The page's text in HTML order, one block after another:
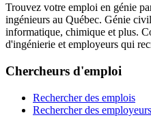
Trouvez votre emploi en génie
ingénieurs au Québec. Génie
informatique, chimique et plus.
d'ingénierie et employeurs qui
Chercheurs d'emploi
Rechercher des emplois
Rechercher des employeurs